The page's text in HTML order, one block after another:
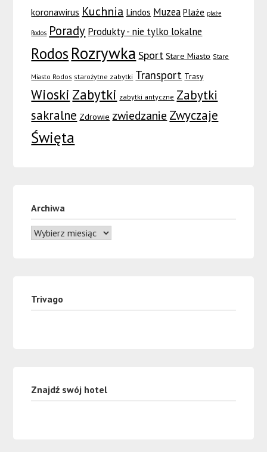
koronawirus Kuchnia Lindos Muzea Plaże plaże
Rodos Porady Produkty - nie tylko lokalne
Rodos Rozrywka Sport Stare Miasto Stare
Miasto Rodos starożytne zabytki Transport Trasy
Wioski Zabytki zabytki antyczne Zabytki
sakralne Zdrowie zwiedzanie Zwyczaje
Święta
Archiwa
Trivago
Znajdź swój hotel